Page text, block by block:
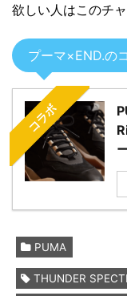
欲しい人はこのチ
プーマ×END.の
コラボ
PUMA
THUNDER